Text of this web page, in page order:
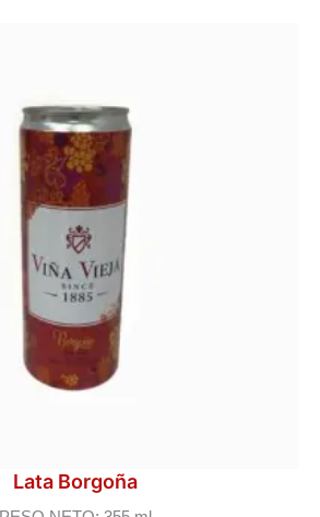
Lata Borgoña